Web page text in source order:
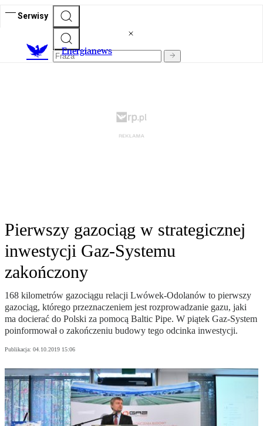
Serwisy
Energianews
Pierwszy gazociąg w strategicznej
inwestycji Gaz-Systemu
zakończony
168 kilometrów gazociągu relacji Lwówek-Odolanów to pierwszy
gazociąg, którego przeznaczeniem jest rozprowadzanie gazu, jaki
ma docierać do Polski za pomocą Baltic Pipe. W piątek Gaz-System
poinformował o zakończeniu budowy tego odcinka inwestycji.
Publikacja: 04.10.2019 15:06